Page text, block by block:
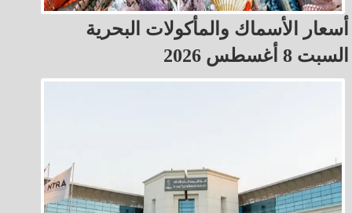
أسعار الأسماك والمأكولات البحرية
السبت 8 أغسطس 2026